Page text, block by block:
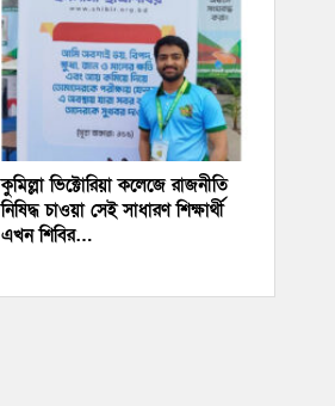
কুমিল্লা ভিক্টোরিয়া কলেজে রাজনীতি
নিষিদ্ধ চাওয়া সেই সাধারণ শিক্ষার্থী
এখন শিবির…